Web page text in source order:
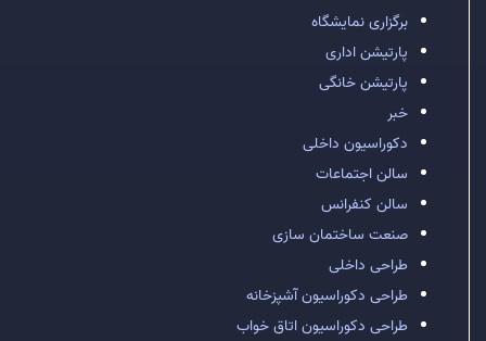
برگزاری نمایشگاه
پارتیشن اداری
پارتیشن خانگی
خبر
دکوراسیون داخلی
سالن اجتماعات
سالن کنفرانس
صنعت ساختمان سازی
طراحی داخلی
طراحی دکوراسیون آشپزخانه
طراحی دکوراسیون اتاق خواب